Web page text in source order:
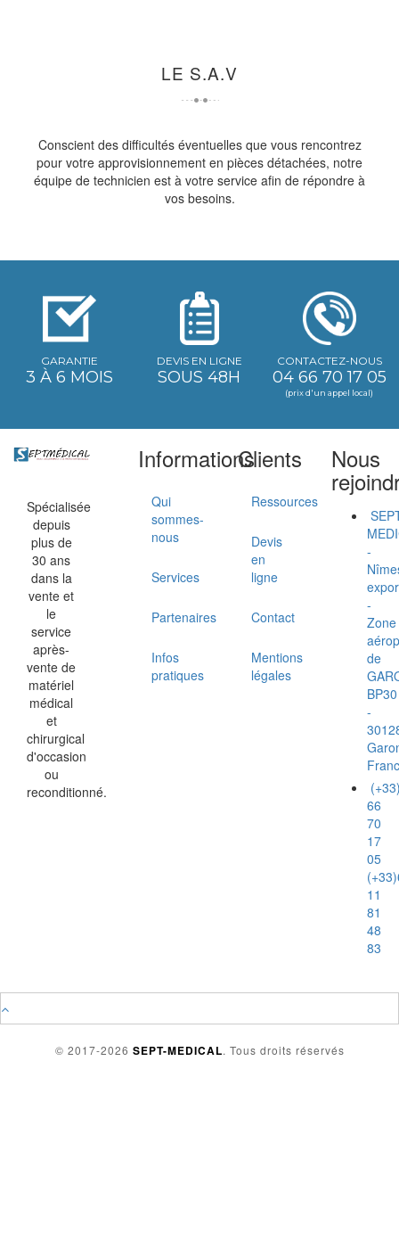
LE S.A.V
Conscient des difficultés éventuelles que vous rencontrez
pour votre approvisionnement en pièces détachées, notre
équipe de technicien est à votre service afin de répondre à
vos besoins.
GARANTIE
3 À 6 MOIS
DEVIS EN LIGNE
SOUS 48H
CONTACTEZ-NOUS
04 66 70 17 05
(prix d'un appel local)
Spécialisée
depuis
plus de
30 ans
dans la
vente et
le
service
après-
vente de
matériel
médical
et
chirurgical
d'occasion
ou
reconditionné.
Informations
Qui
sommes-
nous
Services
Partenaires
Infos
pratiques
Clients
Ressources
Devis
en
ligne
Contact
Mentions
légales
Nous
-
-
Zone
de
BP30
-
66
70
17
05
11
81
48
83
© 2017-2026 SEPT-MEDICAL. Tous droits réservés